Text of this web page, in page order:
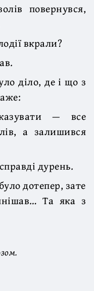
повернувся,
вкрали?
діло, де і що з
— все
а залишився
дурень.
дотепер, зате
Та яка з